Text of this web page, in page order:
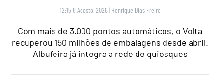
12:15 8 Agosto, 2026 | Henrique Dias Freire
Com mais de 3.000 pontos automáticos, o Volta
recuperou 150 milhões de embalagens desde abril.
Albufeira já integra a rede de quiosques